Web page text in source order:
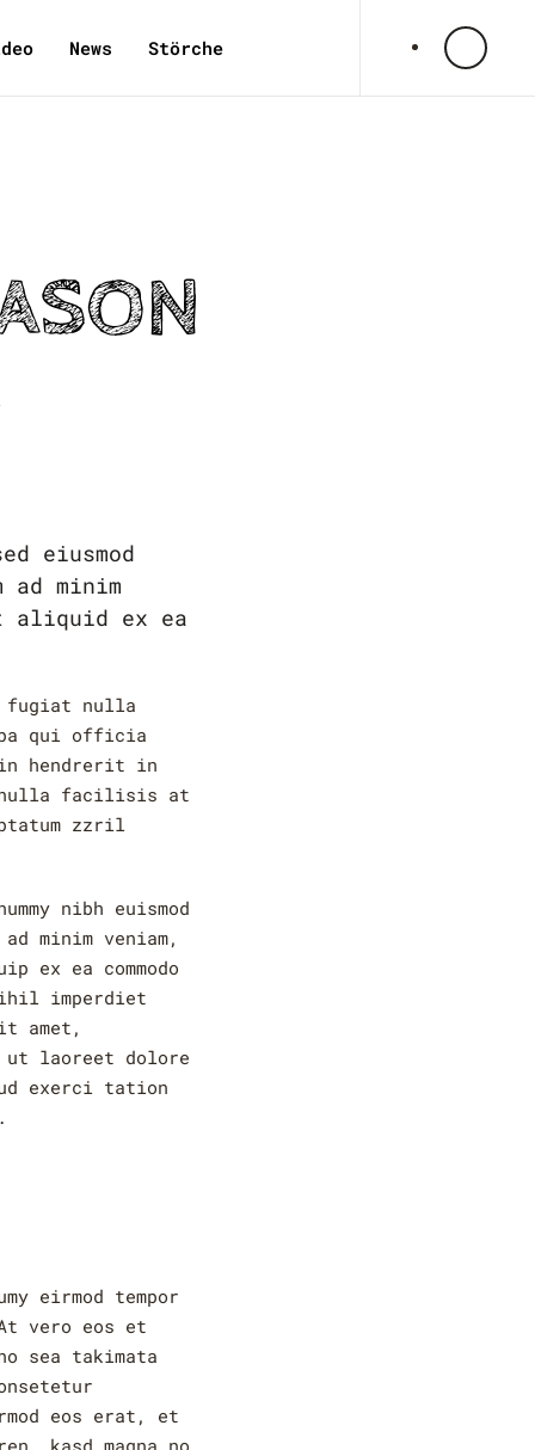
News Störche
eiusmod
minim
aliquid ex ea
fugiat nulla
qui officia
hendrerit in
nulla facilisis at
zzril
nibh euismod
minim veniam,
ea commodo
imperdiet
amet,
ut laoreet dolore
exerci tation
eirmod tempor
vero eos et
sea takimata
eos erat, et
kasd magna no